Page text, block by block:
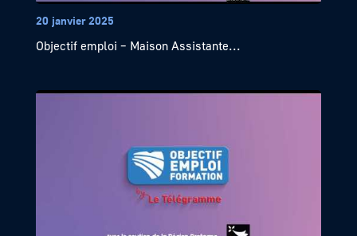
20 janvier 2025
Objectif emploi – Maison Assistante...